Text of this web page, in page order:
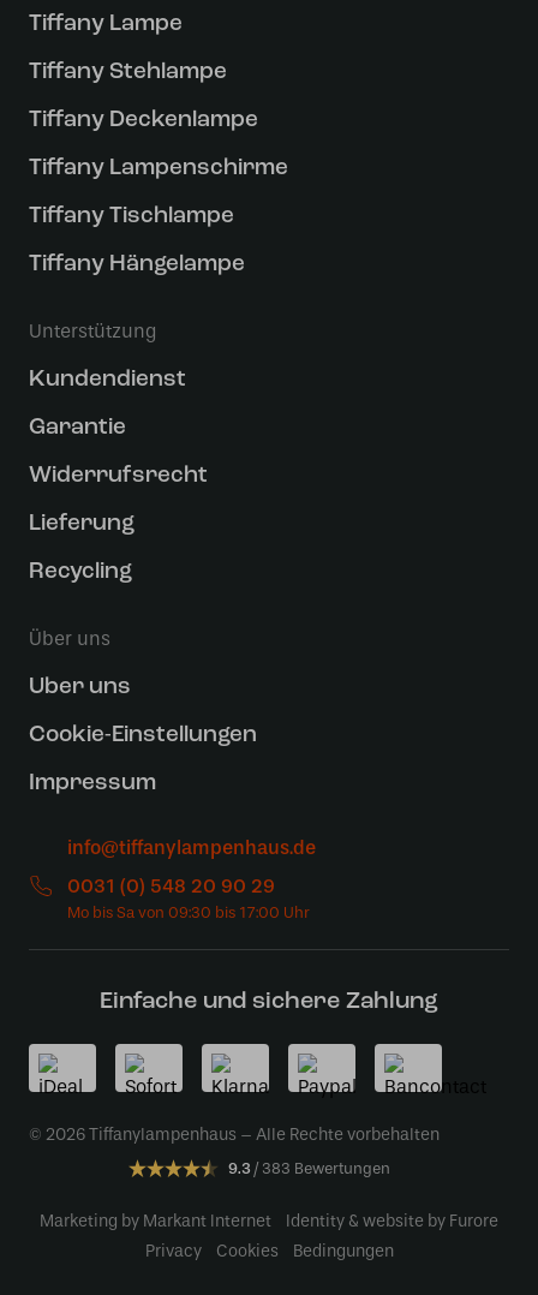
Tiffany Lampe
Tiffany Stehlampe
Tiffany Deckenlampe
Tiffany Lampenschirme
Tiffany Tischlampe
Tiffany Hängelampe
Unterstützung
Kundendienst
Garantie
Widerrufsrecht
Lieferung
Recycling
Über uns
Uber uns
Cookie-Einstellungen
Impressum
info@tiffanylampenhaus.de
0031 (0) 548 20 90 29
Einfache und sichere Zahlung
© 2026 Tiffanylampenhaus – Alle Rechte vorbehalten
9.3 383 Bewertungen
Marketing by Markant Internet
Identity & website by Furore
Privacy
Cookies Bedingungen